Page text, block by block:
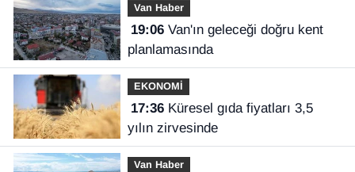
Van Haber
19:06Van'ın geleceği doğru kent
planlamasında
EKONOMİ
17:36Küresel gıda fiyatları 3,5
yılın zirvesinde
Van Haber